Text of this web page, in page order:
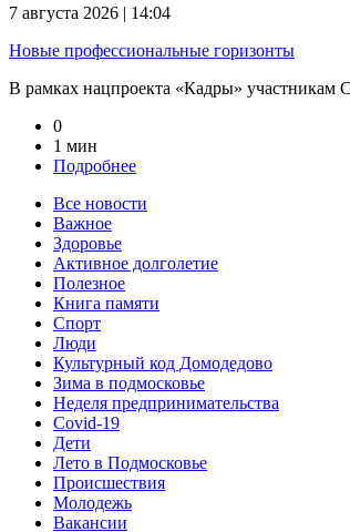
7 августа 2026 | 14:04
Новые профессиональные горизонты
В рамках нацпроекта «Кадры» участникам
0
1 мин
Подробнее
Все новости
Важное
Здоровье
Активное долголетие
Полезное
Книга памяти
Спорт
Люди
Культурный код Домодедово
Зима в подмосковье
Неделя предпринимательства
Covid-19
Дети
Лето в Подмосковье
Происшествия
Молодежь
Вакансии